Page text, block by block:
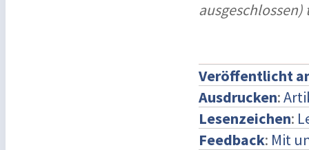
Veröffentlicht
Ausdrucken:
Lesenzeichen:
Feedback: Mit